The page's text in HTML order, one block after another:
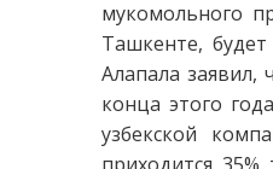
мукомольного
Ташкенте,
Алапала заявил,
конца этого
узбекской